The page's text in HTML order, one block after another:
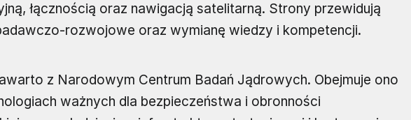
łącznością oraz nawigacją satelitarną. Strony przewidują
rozwojowe oraz wymianę wiedzy i kompetencji.
z Narodowym Centrum Badań Jądrowych. Obejmuje ono
ważnych dla bezpieczeństwa i obronności